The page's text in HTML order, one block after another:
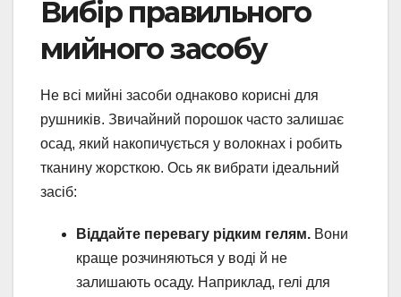
Вибір правильного
мийного засобу
Не всі мийні засоби однаково корисні для
рушників. Звичайний порошок часто залишає
осад, який накопичується у волокнах і робить
тканину жорсткою. Ось як вибрати ідеальний
засіб:
Віддайте перевагу рідким гелям. Вони
краще розчиняються у воді й не
залишають осаду. Наприклад, гелі для